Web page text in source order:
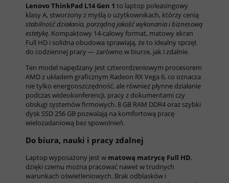
Lenovo ThinkPad L14 Gen 1 to laptop poleasingowy
klasy A, stworzony z myślą o użytkownikach, którzy cenią
stabilność działania, porządną jakość wykonania i biznesową
estetykę. Kompaktowy 14-calowy format, matowy ekran
Full HD i solidna obudowa sprawiają, że to idealny sprzęt
do codziennej pracy — zarówno w biurze, jak i zdalnie.
Ten model napędzany jest czterordzeniowym procesorem
AMD z układem graficznym Radeon RX Vega 6, co oznacza
nie tylko energooszczędność, ale również płynne działanie
podczas wideokonferencji, pracy z dokumentami czy
obsługi systemów firmowych. 8 GB RAM DDR4 oraz szybki
dysk SSD 256 GB pozwalają na komfortową pracę
wielozadaniową bez spowolnień.
Do biura, nauki i pracy zdalnej
Laptop wyposażony jest w matową matrycę Full HD,
dzięki czemu można pracować nawet w trudnych
warunkach oświetleniowych. Brak odblasków i